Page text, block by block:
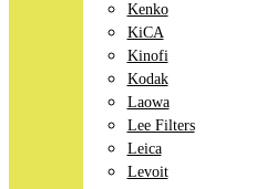
Kenko
KiCA
Kinofi
Kodak
Laowa
Lee Filters
Leica
Levoit